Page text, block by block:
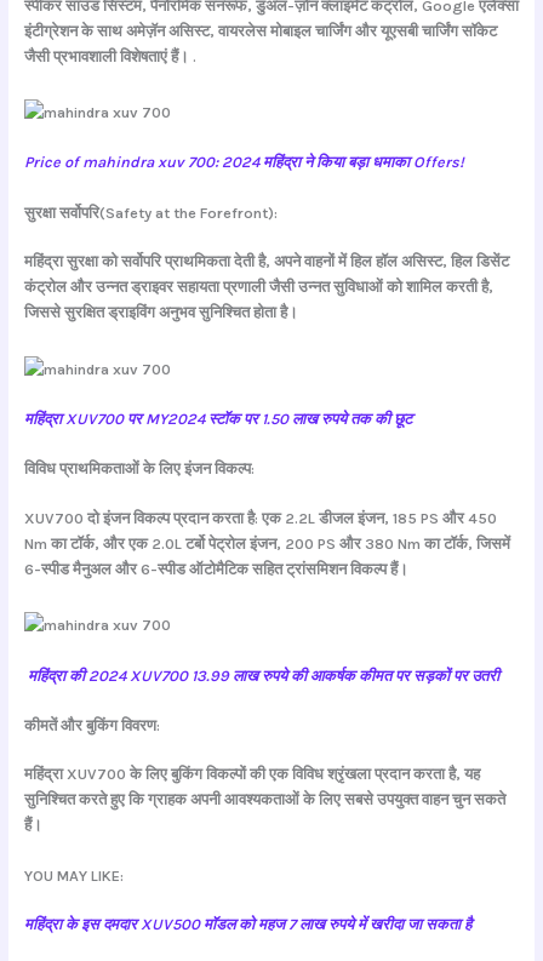
स्पीकर साउंड सिस्टम, पैनोरमिक सनरूफ, डुअल-ज़ोन क्लाइमेट कंट्रोल, Google एलेक्सा
इंटीग्रेशन के साथ अमेज़ॅन असिस्ट, वायरलेस मोबाइल चार्जिंग और यूएसबी चार्जिंग सॉकेट
जैसी प्रभावशाली विशेषताएं हैं। .
Price of mahindra xuv 700: 2024 महिंद्रा ने किया बड़ा धमाका Offers!
सुरक्षा सर्वोपरि(Safety at the Forefront):
महिंद्रा सुरक्षा को सर्वोपरि प्राथमिकता देती है, अपने वाहनों में हिल हॉल असिस्ट, हिल डिसेंट
कंट्रोल और उन्नत ड्राइवर सहायता प्रणाली जैसी उन्नत सुविधाओं को शामिल करती है,
जिससे सुरक्षित ड्राइविंग अनुभव सुनिश्चित होता है।
महिंद्रा XUV700 पर MY2024 स्टॉक पर 1.50 लाख रुपये तक की छूट
विविध प्राथमिकताओं के लिए इंजन विकल्प:
XUV700 दो इंजन विकल्प प्रदान करता है: एक 2.2L डीजल इंजन, 185 PS और 450
Nm का टॉर्क, और एक 2.0L टर्बो पेट्रोल इंजन, 200 PS और 380 Nm का टॉर्क, जिसमें
6-स्पीड मैनुअल और 6-स्पीड ऑटोमैटिक सहित ट्रांसमिशन विकल्प हैं।
महिंद्रा की 2024 XUV700 13.99 लाख रुपये की आकर्षक कीमत पर सड़कों पर उतरी
कीमतें और बुकिंग विवरण:
महिंद्रा XUV700 के लिए बुकिंग विकल्पों की एक विविध श्रृंखला प्रदान करता है, यह
सुनिश्चित करते हुए कि ग्राहक अपनी आवश्यकताओं के लिए सबसे उपयुक्त वाहन चुन सकते
हैं।
YOU MAY LIKE:
महिंद्रा के इस दमदार XUV500 मॉडल को महज 7 लाख रुपये में खरीदा जा सकता है